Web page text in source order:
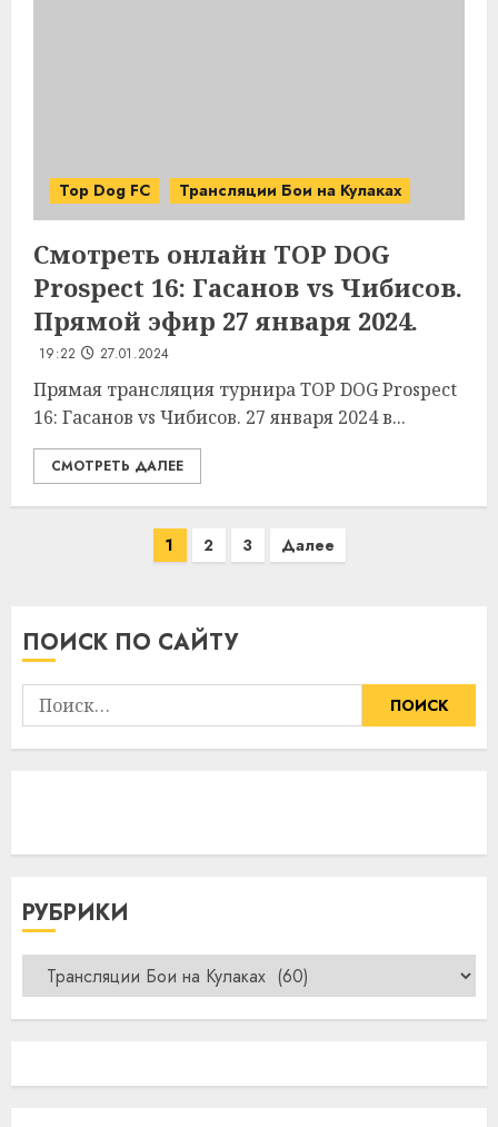
Top Dog FC Трансляции Бои на Кулаках
Смотреть онлайн TOP DOG
Prospect 16: Гасанов vs Чибисов.
Прямой эфир 27 января 2024.
19:22 27.01.2024
Прямая трансляция турнира TOP DOG Prospect
16: Гасанов vs Чибисов. 27 января 2024 в...
СМОТРЕТЬ ДАЛЕЕ
1 2 3 Далее
ПОИСК ПО САЙТУ
Найти:
РУБРИКИ
Рубрики